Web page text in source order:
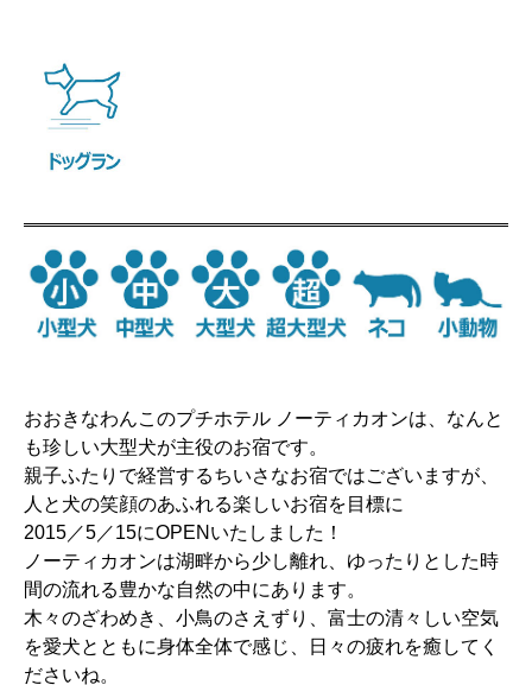
おおきなわんこのプチホテル ノーティカオンは、なんと
も珍しい大型犬が主役のお宿です。
親子ふたりで経営するちいさなお宿ではございますが、
人と犬の笑顔のあふれる楽しいお宿を目標に
2015／5／15にOPENいたしました！
ノーティカオンは湖畔から少し離れ、ゆったりとした時
間の流れる豊かな自然の中にあります。
木々のざわめき、小鳥のさえずり、富士の清々しい空気
を愛犬とともに身体全体で感じ、日々の疲れを癒してく
ださいね。